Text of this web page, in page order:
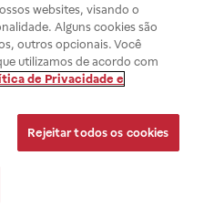
websites, visando o
Alguns cookies são
outros opcionais. Você
utilizamos de acordo com
de Privacidade e
Rejeitar todos os cookies